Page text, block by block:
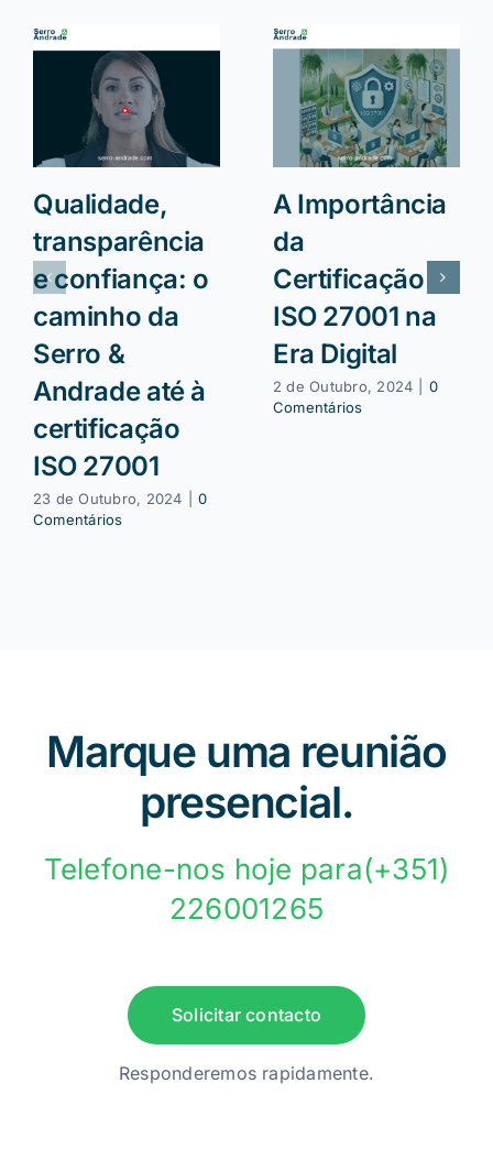
Qualidade,
transparência
e confiança: o
caminho da
Serro &
Andrade até à
certificação
ISO 27001
23 de Outubro, 2024
0
Comentários
A Importância
da
Certificação
ISO 27001 na
Era Digital
2 de Outubro, 2024
0
Comentários
Marque uma reunião
presencial.
Telefone-nos hoje para(+351)
226001265
Solicitar contacto
Responderemos rapidamente.